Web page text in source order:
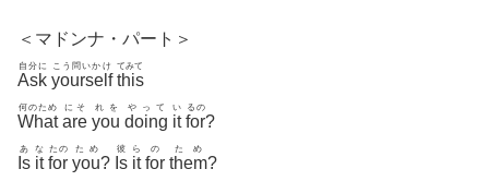
＜マドンナ・パート＞
Ask
自分に
yourself
こう問いかけ
this
てみて
What
何のため
are
にそ
you
れを
doing
やって
it
い
for
るの
?
Is
あ
it
な
for
たの
you
ため
? Is
彼
it
ら
for
の
them
ため
?